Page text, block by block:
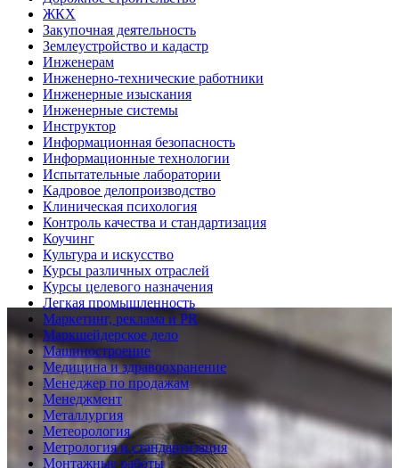
ЖКХ
Закупочная деятельность
Землеустройство и кадастр
Инженерам
Инженерно-технические работники
Инженерные изыскания
Инженерные системы
Инструктор
Информационная безопасность
Информационные технологии
Испытательные лаборатории
Кадровое делопроизводство
Клиническая психология
Контроль качества и стандартизация
Коучинг
Культура и искусство
Курсы различных отраслей
Курсы целевого назначения
Легкая промышленность
Маркетинг, реклама и PR
Маркшейдерское дело
Машиностроение
Медицина и здравоохранение
Менеджер по продажам
Менеджмент
Металлургия
Метеорология
Метрология и стандартизация
Монтажные работы